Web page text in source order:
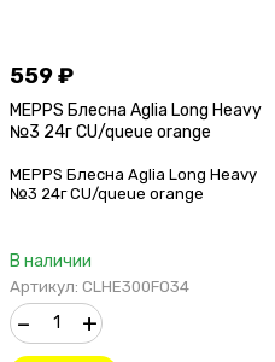
559₽
MEPPS Блесна Aglia Long Heavy
№3 24г CU/queue orange
MEPPS Блесна Aglia Long Heavy
№3 24г CU/queue orange
В наличии
Артикул: CLHE300FO34
– +